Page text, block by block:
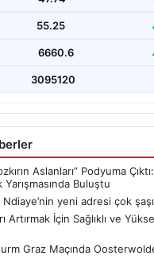
55.25
6660.6
3095120
Aslanları” Podyuma
Buluştu
Ndiaye’nin yeni adresi çok
Artırmak İçin Sağlıklı ve
Graz Maçında